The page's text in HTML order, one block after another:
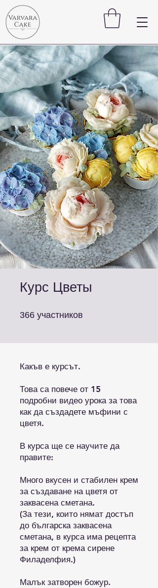
Курс Цветы
366 участников
Какъв е курсът.
Това са повече от 15
подробни видео урока за това
как да създадете мъфини с
цветя.
В курса ще се научите да
правите:
Много вкусен и стабилен крем
за създаване на цветя от
заквасена сметана.
(За тези, които нямат достъп
до българска заквасена
сметана, в курса има рецепта
за крем от крема сирене
Филаделфия.)
Малък затворен божур.